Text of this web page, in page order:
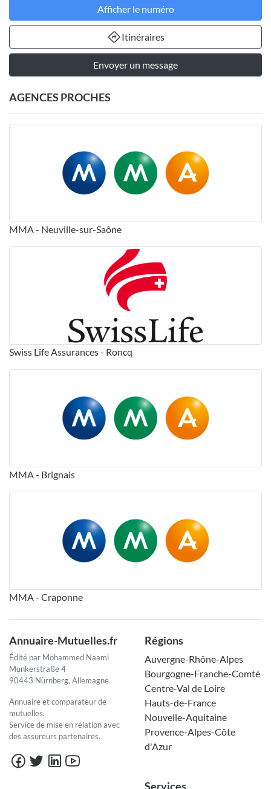
Afficher le numéro
Itinéraires
Envoyer un message
AGENCES PROCHES
MMA - Neuville-sur-Saône
Swiss Life Assurances - Roncq
MMA - Brignais
MMA - Craponne
Annuaire-Mutuelles.fr
Édité par Mohammed Naami
Munkerstraße 4
90443 Nürnberg, Allemagne
Annuaire et comparateur de
mutuelles.
Service de mise en relation avec
des assureurs partenaires.
Régions
Auvergne-Rhône-Alpes
Bourgogne-Franche-Comté
Centre-Val de Loire
Hauts-de-France
Nouvelle-Aquitaine
Provence-Alpes-Côte
d'Azur
Services